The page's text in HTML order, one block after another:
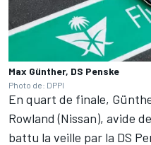
Max Günther, DS Penske
Photo de: DPPI
En quart de finale,
Rowland (Nissan), avide
battu la veille par la DS